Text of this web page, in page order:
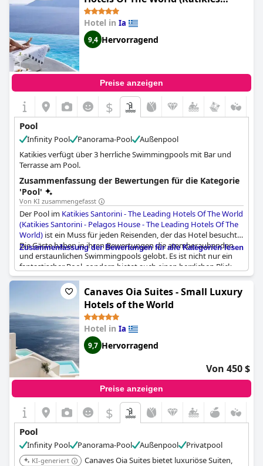
Santorini - Pelagos House - The
Leading Hotels Of The World)
Hotel in Ia
9,4 Hervorragend
Preise anzeigen
$
Pool
Infinity Pool Panorama-Pool
Außenpool
Katikies verfügt über 3 herrliche Swimmingpools mit Bar und
Terrasse am Pool.
Zusammenfassung der Bewertungen für die Kategorie
'Pool'
Von KI zusammengefasst
Der Pool im Katikies Santorini - The Leading Hotels Of The World
(Katikies Santorini - Pelagos House - The Leading Hotels Of The
World) ist ein Muss für jeden Reisenden, der das Hotel besucht.
Die Gäste haben in ihren Bewertungen die atemberaubenden
und erstaunlichen Swimmingpools gelobt. Es ist nicht nur ein
fantastischer Pool, sondern bietet auch einen herrlichen Blick
auf die Stadt. Der schöne Poolbereich ist gut gepflegt und für
seine Sauberkeit bekannt. Der Infinity-Pool ist gigantisch groß
und befindet sich am oberen Pool, was für diejenigen, die einen
ruhigeren Platz suchen, ideal ist. An manchen Tagen kann es
jedoch sehr voll werden und die Liegestühle können knapp
werden. Darüber hinaus gibt es 2 Overloopzwembaden für die
Gäste zu genießen. Schließlich haben einige Gäste den Live-DJ
gelobt, der für die perfekte Atmosphäre sorgt, um bei der
schönen Aussicht vom Pool zu entspannen.
Zusammenfassung der Bewertungen für alle Kategorien lesen
Canaves Oia Suites - Small Luxury
Hotels of the World
Hotel in Ia
9,7 Hervorragend
Von 450 $
Preise anzeigen
$
Pool
Infinity Pool Panorama-Pool Außenpool Privatpool
KI-generiert
Canaves Oia Suites bietet luxuriöse Suiten,